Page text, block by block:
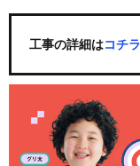
工事の詳細はコチラ